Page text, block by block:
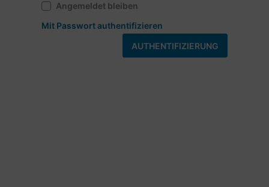
Angemeldet bleiben
Mit Passwort authentifizieren